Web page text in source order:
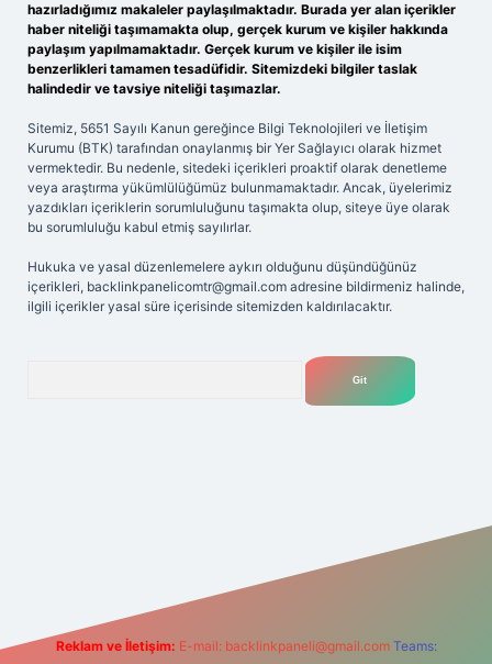
hazırladığımız makaleler paylaşılmaktadır. Burada yer alan içerikler
haber niteliği taşımamakta olup, gerçek kurum ve kişiler hakkında
paylaşım yapılmamaktadır. Gerçek kurum ve kişiler ile isim
benzerlikleri tamamen tesadüfidir. Sitemizdeki bilgiler taslak
halindedir ve tavsiye niteliği taşımazlar.
Sitemiz, 5651 Sayılı Kanun gereğince Bilgi Teknolojileri ve İletişim
Kurumu (BTK) tarafından onaylanmış bir Yer Sağlayıcı olarak hizmet
vermektedir. Bu nedenle, sitedeki içerikleri proaktif olarak denetleme
veya araştırma yükümlülüğümüz bulunmamaktadır. Ancak, üyelerimiz
yazdıkları içeriklerin sorumluluğunu taşımakta olup, siteye üye olarak
bu sorumluluğu kabul etmiş sayılırlar.
Hukuka ve yasal düzenlemelere aykırı olduğunu düşündüğünüz
içerikleri, backlinkpanelicomtr@gmail.com adresine bildirmeniz halinde,
ilgili içerikler yasal süre içerisinde sitemizden kaldırılacaktır.
Reklam ve İletişim: E-mail: backlinkpaneli@gmail.com Teams: